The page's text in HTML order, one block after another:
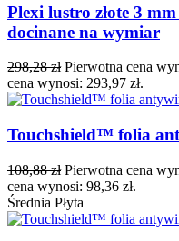
Plexi lustro złote 3
docinane na wymiar
298,28zł Pierwotna cena
cena wynosi: 293,97 zł.
Touchshield™ folia
108,88zł Pierwotna cena
cena wynosi: 98,36 zł.
Średnia Płyta